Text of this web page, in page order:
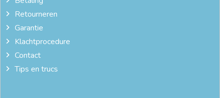
Retourneren
Garantie
Klachtprocedure
Contact
Tips en trucs